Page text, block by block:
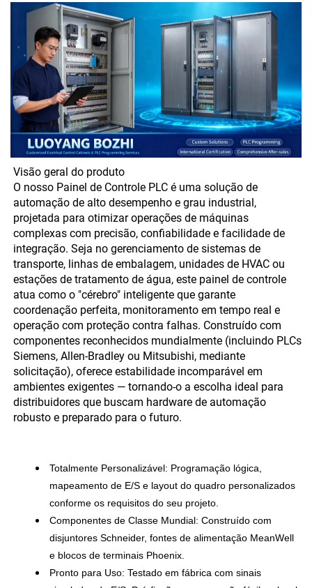
Visão geral do produto
O nosso Painel de Controle PLC é uma solução de
automação de alto desempenho e grau industrial,
projetada para otimizar operações de máquinas
complexas com precisão, confiabilidade e facilidade de
integração. Seja no gerenciamento de sistemas de
transporte, linhas de embalagem, unidades de HVAC ou
estações de tratamento de água, este painel de controle
atua como o "cérebro" inteligente que garante
coordenação perfeita, monitoramento em tempo real e
operação com proteção contra falhas. Construído com
componentes reconhecidos mundialmente (incluindo PLCs
Siemens, Allen-Bradley ou Mitsubishi, mediante
solicitação), oferece estabilidade incomparável em
ambientes exigentes — tornando-o a escolha ideal para
distribuidores que buscam hardware de automação
robusto e preparado para o futuro.
Totalmente Personalizável: Programação lógica,
mapeamento de E/S e layout do quadro personalizados
conforme os requisitos do seu projeto.
Componentes de Classe Mundial: Construído com
disjuntores Schneider, fontes de alimentação MeanWell
e blocos de terminais Phoenix.
Pronto para Uso: Testado em fábrica com sinais